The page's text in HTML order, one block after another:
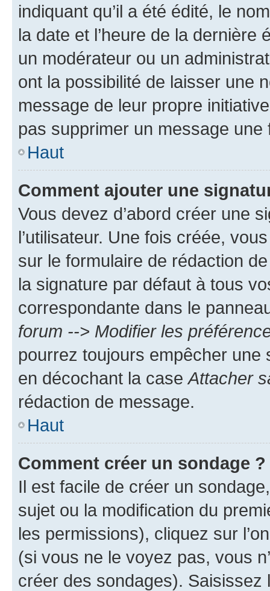
indiquant qu’il a été édité, le
la date et l’heure de la dernière
un modérateur ou un
ont la possibilité de laisser une
message de leur propre
pas supprimer un message une
Haut
Comment ajouter une
Vous devez d’abord créer une
l’utilisateur. Une fois créée,
sur le formulaire de rédaction
la signature par défaut à tous
correspondante dans le
forum --> Modifier les
pourrez toujours empêcher une
en décochant la case Attacher
rédaction de message.
Haut
Comment créer un sondage ?
Il est facile de créer un
sujet ou la modification du
les permissions), cliquez sur
(si vous ne le voyez pas, vous
créer des sondages).